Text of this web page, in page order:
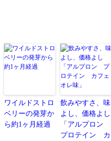
ワイルドストロ
ベリーの発芽か
ら約1ヶ月経過
飲みやすさ、味
よし、価格よし
「アルプロン
プロテイン カ